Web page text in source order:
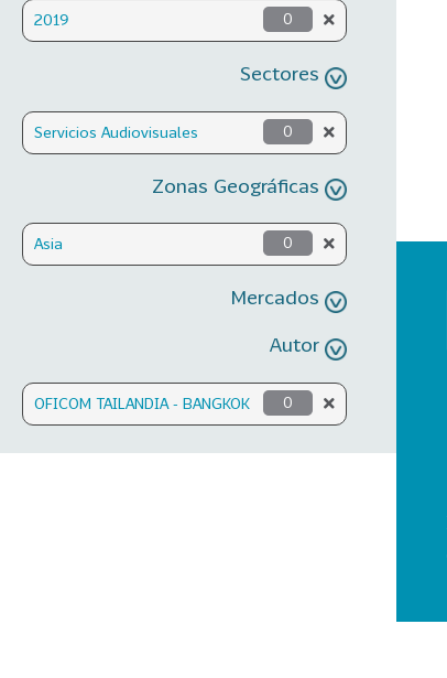
2019 0
Sectores
Servicios Audiovisuales 0
Zonas Geográficas
Asia 0
Mercados
Autor
OFICOM TAILANDIA - BANGKOK 0